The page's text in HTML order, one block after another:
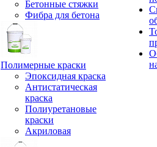
Бетонные стяжки
Фибра для бетона
Полимерные краски
Эпоксидная краска
Антистатическая
краска
Полиуретановые
краски
Акриловая